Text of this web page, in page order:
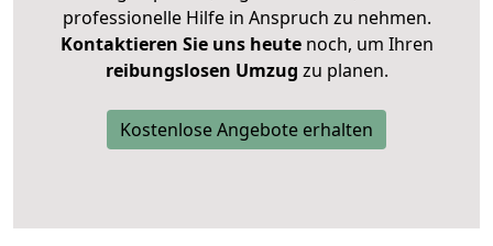
professionelle Hilfe in Anspruch zu nehmen.
Kontaktieren Sie uns heutenoch, um Ihren
reibungslosen Umzug zu planen.
Kostenlose Angebote erhalten